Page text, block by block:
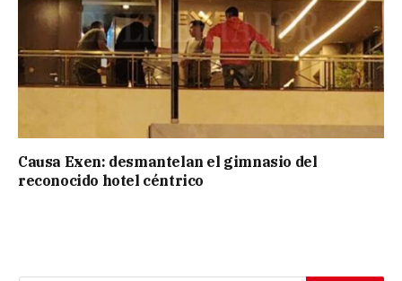
Causa Exen: desmantelan el gimnasio del
reconocido hotel céntrico